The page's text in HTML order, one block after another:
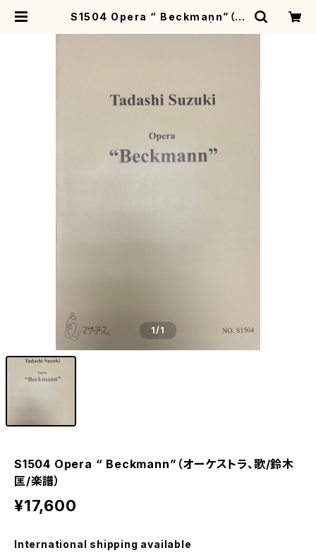
S1504 Opera “ Beckmann”（オ
1/1
S1504 Opera “ Beckmann”（オーケストラ、歌/鈴木
匡/楽譜）
¥17,600
International shipping available